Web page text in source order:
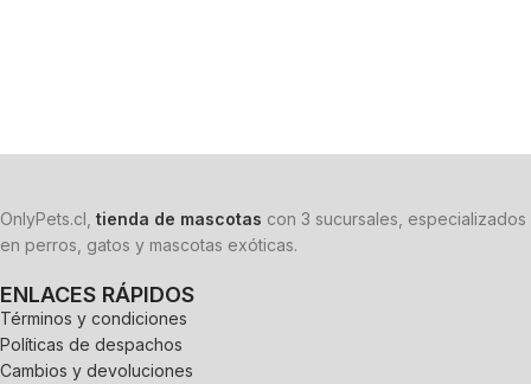
OnlyPets.cl, tienda de mascotas con 3 sucursales, especializados
en perros, gatos y mascotas exóticas.
ENLACES RÁPIDOS
Términos y condiciones
Políticas de despachos
Cambios y devoluciones